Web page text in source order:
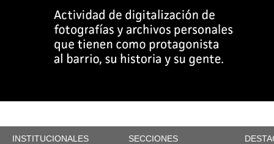
INSTITUCIONALES SECCIONES